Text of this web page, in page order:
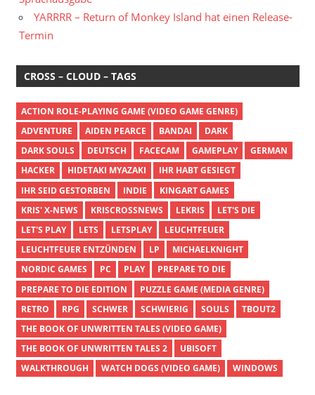
YARRRR – Return of Monkey Island hat einen Release-
Termin
CROSS – CLOUD – TAGS
ACTION ROLE-PLAYING GAME (VIDEO GAME GENRE)
ADVENTURE
AIDEN PEARCE BANDAI
DARK
DARK SOULS
DEUTSCH FACECAM GAMEPLAY
GERMAN
HACKER
HIDETAKI MYAZAKI
IHR HABT GESIEGT
IHR SEID GESTORBEN
INDIE
KINGART GAMES
KRIS' X-NEWS
KRISCROSSNEWS LEKRIS
LET'S DIE
LET'S PLAY
LETS LETSPLAY
LEUCHTFEUER
LEUCHTFEUER ENTZÜNDEN
LP
MICHAELKNIGHT
NORDIC GAMES
PC PLAY
PREPARE TO DIE
PREPARE TO DIE EDITION
PUZZLE GAME (MEDIA GENRE)
RETRO
RPG SCHWER SCHWIERIG SOULS
TBOUT2
THE BOOK OF UNWRITTEN TALES (VIDEO GAME)
THE BOOK OF UNWRITTEN TALES 2
UBISOFT
WALKTHROUGH
WATCH DOGS (VIDEO GAME) WINDOWS